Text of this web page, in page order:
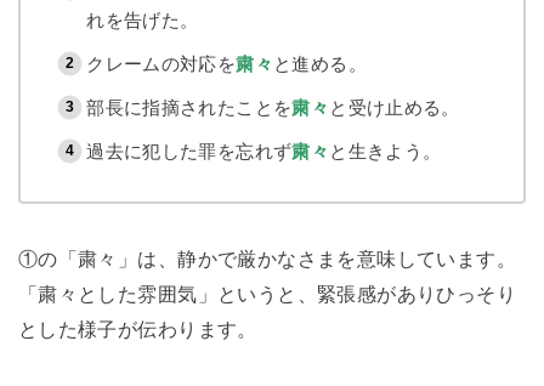
れを告げた。
クレームの対応を粛々 と進める。
部長に指摘されたことを粛々 と受け止める。
過去に犯した罪を忘れず粛々 と生きよう。
①の「粛々」は、静かで厳かなさまを意味しています。
「粛々とした雰囲気」というと、緊張感がありひっそり
とした様子が伝わります。